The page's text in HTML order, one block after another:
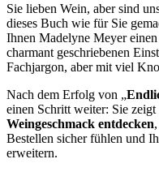
Sie lieben Wein, aber sind
dieses Buch wie für Sie
Ihnen Madelyne Meyer
charmant geschriebenen
Fachjargon, aber mit viel
Nach dem Erfolg von „
einen Schritt weiter: Sie zeigt
Weingeschmack entdecken
Bestellen sicher fühlen und
erweitern.